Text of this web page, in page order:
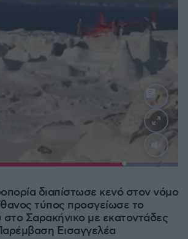
Loaded:
διαπίστωσε κενό στον νόμο
τύπος προσγείωσε το
στο Σαρακήνικο με εκατοντάδες
Εισαγγελέα